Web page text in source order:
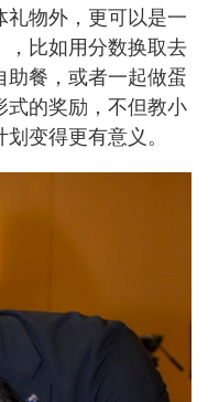
礼物外，更可以是一
，比如用分数换取去
助餐，或者一起做蛋
式的奖励，不但教小
变得更有意义。